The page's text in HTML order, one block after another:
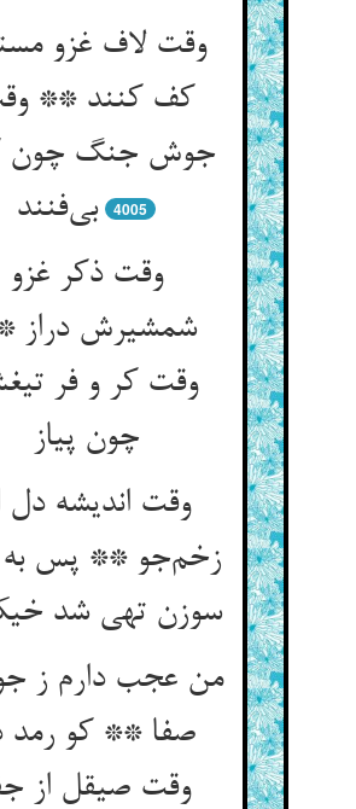
وقت لاف غزو
کف کنند **
جوش جنگ چون
بی‌فنند
4005
وقت ذکر غزو
شمشیرش دراز
وقت کر و فر
چون پیاز
وقت اندیشه دل
زخم‌جو ** پس
سوزن تهی شد
من عجب دارم ز
صفا ** کو رمد
وقت صیقل از